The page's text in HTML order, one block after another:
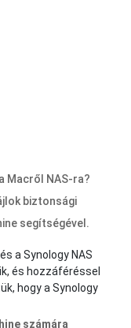
Macről NAS-ra?
biztonsági
segítségével.
a Synology NAS
és hozzáféréssel
hogy a Synology
számára